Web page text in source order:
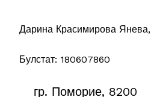
Дарина Красимирова Янева,
Булстат: 180607860
гр. Поморие, 8200